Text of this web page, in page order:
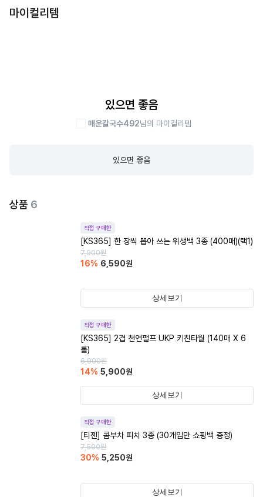
마이컬리템
있으면 좋음
매운칼국수492님의 마이컬리템
있으면 좋음
상품 6
직접 구매한
[KS365] 한 장씩 뽑아 쓰는 위생백 3종 (400매)(택1)
7,900원
16% 6,590원
상세보기
직접 구매한
[KS365] 2겹 천연펄프 UKP 키친타월 (140매 X 6
롤)
6,900원
14% 5,900원
상세보기
직접 구매한
[티젠] 콤부차 피치 3종 (30개입만 쇼핑백 증정)
7,500원
30% 5,250원
상세보기